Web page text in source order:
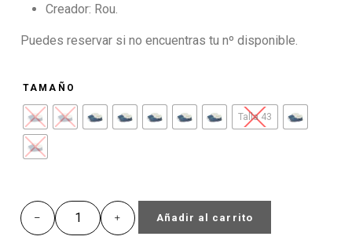
Creador: Rou.
Puedes reservar si no encuentras tu nº disponible.
TAMAÑO
Talla 43
Añadir al carrito